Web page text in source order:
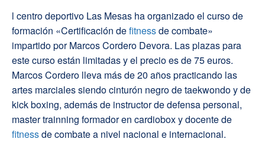
l centro deportivo Las Mesas ha organizado el curso de
formación «Certificación defitnessde combate»
impartido por Marcos Cordero Devora. Las plazas para
este curso están limitadas y el precio es de 75 euros.
Marcos Cordero lleva más de 20 años practicando las
artes marciales siendo cinturón negro de taekwondo y de
kick boxing, además de instructor de defensa personal,
master trainning formador en cardiobox y docente de
fitnessde combate a nivel nacional e internacional.